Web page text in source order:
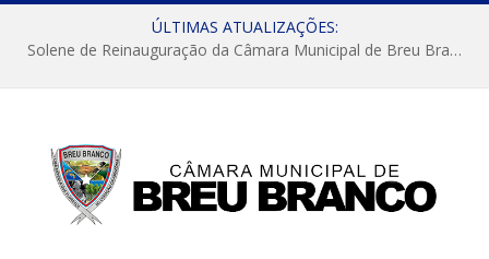
ÚLTIMAS ATUALIZAÇÕES:
Solene de Reinauguração da Câmara Municipal de Breu Branco